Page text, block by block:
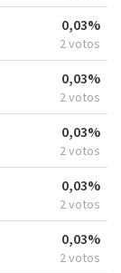
0,03%
2 votos
0,03%
2 votos
0,03%
2 votos
0,03%
2 votos
0,03%
2 votos